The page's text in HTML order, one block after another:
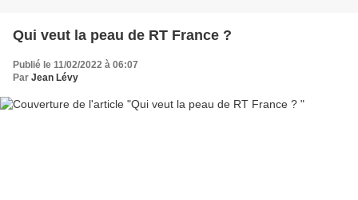
Qui veut la peau de RT France ?
Publié le 11/02/2022 à 06:07
Par Jean Lévy